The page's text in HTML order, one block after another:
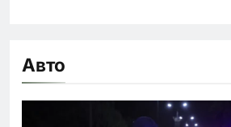
Авто